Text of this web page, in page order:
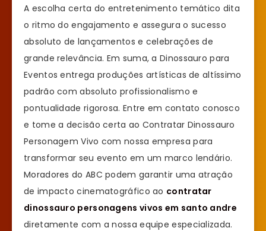
A escolha certa do entretenimento temático dita
o ritmo do engajamento e assegura o sucesso
absoluto de lançamentos e celebrações de
grande relevância. Em suma, a Dinossauro para
Eventos entrega produções artísticas de altíssimo
padrão com absoluto profissionalismo e
pontualidade rigorosa. Entre em contato conosco
e tome a decisão certa ao Contratar Dinossauro
Personagem Vivo com nossa empresa para
transformar seu evento em um marco lendário.
Moradores do ABC podem garantir uma atração
de impacto cinematográfico ao contratar
dinossauro personagens vivos em santo andre
diretamente com a nossa equipe especializada.